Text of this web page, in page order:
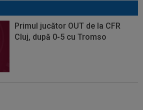
Primul jucător OUT de la CFR
Cluj, după 0-5 cu Tromso